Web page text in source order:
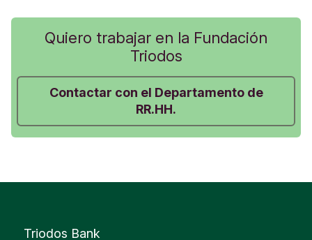
Quiero trabajar en la Fundación
Triodos
Contactar con el Departamento de
RR.HH.
Triodos Bank